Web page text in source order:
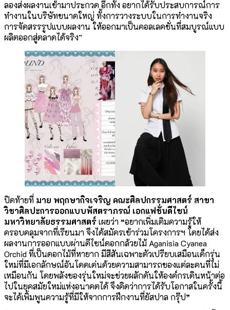
ลองส่งผลงานเข้ามาประกวด อีกทั้ง อยากได้รับประสบการณ์การ
ทำงานในบริษัทขนาดใหญ่ ทั้งการวางระบบในการทำงานจริง
การจัดสรรรูปแบบผลงาน ให้ออกมาเป็นคอลเลคชั่นที่สมบูรณ์แบบ
ผลิตออกสู่ตลาดได้จริง”
ปิดท้ายที่ มาย พฤกษากิจเจริญ คณะศิลปกรรมศาสตร์ สาขา
วิชาศิลปะการออกแบบพัสตราภรณ์ เอกแฟชั่นดีไซน์
มหาวิทยาลัยธรรมศาสตร์เผยว่า “อยากเพิ่มเติมความรู้ให้
ครอบคลุมจากที่เรียนมา จึงได้สมัครเข้าร่วมโครงการฯ โดยได้ส่ง
ผลงานการออกแบบผ่านดีไซน์ดอกกล้วยไม้ Aganisia Cyanea
Orchid ที่เป็นดอกไม้ที่หายาก มีสีสันเฉพาะตัวเปรียบเสมือนเด็กรุ่น
ใหม่ที่มีเอกลักษณ์อันโดดเด่นด้วยความสามารถของแต่ละคนที่ไม่
เหมือนกัน โดยพลังของรุ่นใหม่จะช่วยผลักดันให้องค์กรเดินหน้าต่อ
ไปในยุคสมัยใหม่แห่งอนาคตได้ จึงคิดว่าการได้รับโอกาสในครั้งนี้
จะได้เพิ่มพูนความรู้ที่มีให้จากการฝึกงานที่ยัสปาล กรุ๊ป”